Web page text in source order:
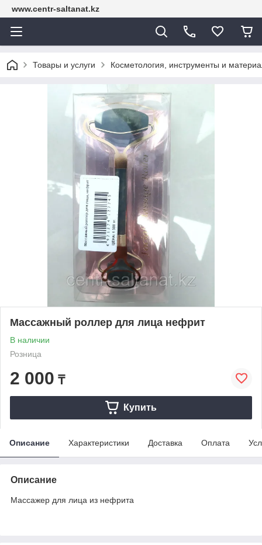
www.centr-saltanat.kz
Товары и услуги Косметология, инструменты и
Массажный роллер для лица нефрит
В наличии
Розница
2 000 ₸
Купить
Описание Характеристики Доставка Оплата
Описание
Массажер для лица из нефрита